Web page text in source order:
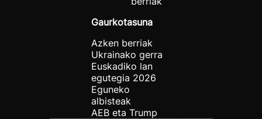
Gaurkotasuna
Azken berriak
Ukrainako gerra
Euskadiko lan
egutegia 2026
Eguneko
albisteak
AEB eta Trump